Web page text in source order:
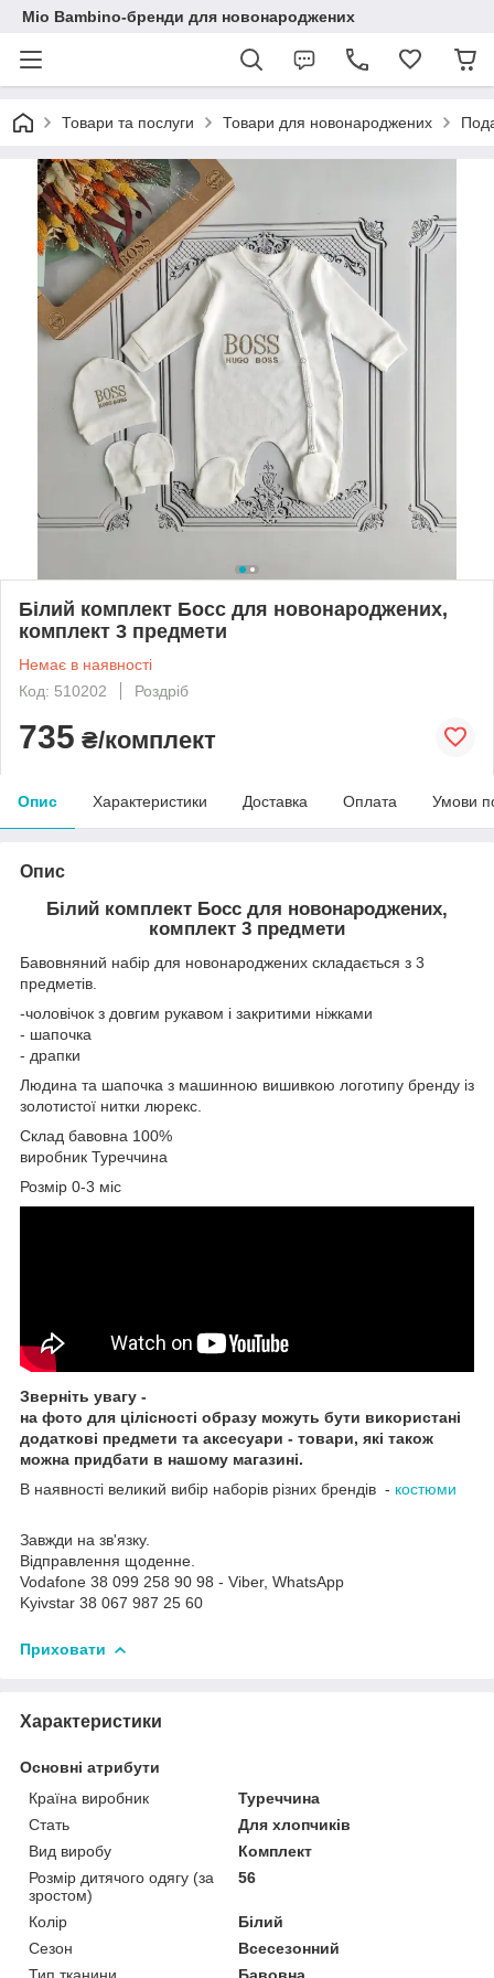
Mio Bambino-бренди для новонароджених
Товари та послуги Товари для новонароджених
Білий комплект Босс для новонароджених,
комплект 3 предмети
Немає в наявності
Код: 510202
Роздріб
735 ₴/комплект
Опис Характеристики Доставка Оплата Умови
Опис
Білий комплект Босс для новонароджених,
комплект 3 предмети
Бавовняний набір для новонароджених складається з 3
предметів.
-чоловічок з довгим рукавом і закритими ніжками
- шапочка
- драпки
Людина та шапочка з машинною вишивкою логотипу бренду із
золотистої нитки люрекс.
Склад бавовна 100%
виробник Туреччина
Розмір 0-3 міс
Зверніть увагу -
на фото для цілісності образу можуть бути використані
додаткові предмети та аксесуари - товари, які також
можна придбати в нашому магазині.
В наявності великий вибір наборів різних брендів - костюми
Завжди на зв'язку.
Відправлення щоденне.
Vodafone 38 099 258 90 98 - Viber, WhatsApp
Kyivstar 38 067 987 25 60
Приховати
Характеристики
Основні атрибути
Країна виробник
Туреччина
Стать
Для хлопчиків
Вид виробу
Комплект
Розмір дитячого одягу (за
зростом)
56
Колір
Білий
Сезон
Всесезонний
Тип тканини
Бавовна